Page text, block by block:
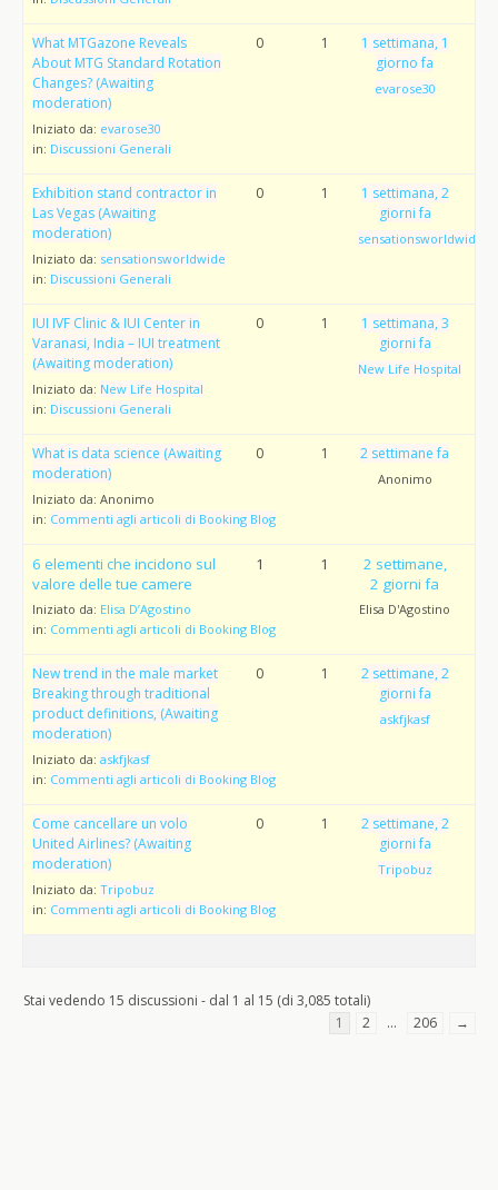
What MTGazone Reveals
About MTG Standard Rotation
Changes? (Awaiting
moderation)
Iniziato da: evarose30
in: Discussioni Generali
0 1
1 settimana, 1
giorno fa
evarose30
Exhibition stand contractor in
Las Vegas (Awaiting
moderation)
Iniziato da: sensationsworldwide
in: Discussioni Generali
0 1
1 settimana, 2
giorni fa
sensationsworldwide
IUI IVF Clinic & IUI Center in
Varanasi, India – IUI treatment
(Awaiting moderation)
Iniziato da: New Life Hospital
in: Discussioni Generali
0 1
1 settimana, 3
giorni fa
New Life Hospital
What is data science (Awaiting
moderation)
Iniziato da: Anonimo
in: Commenti agli articoli di Booking Blog
0 1 2 settimane fa
Anonimo
6 elementi che incidono sul
valore delle tue camere
Iniziato da: Elisa D’Agostino
in: Commenti agli articoli di Booking Blog
1 1
2 settimane,
2 giorni fa
Elisa D'Agostino
New trend in the male market
Breaking through traditional
product definitions, (Awaiting
moderation)
Iniziato da: askfjkasf
in: Commenti agli articoli di Booking Blog
0 1
2 settimane, 2
giorni fa
askfjkasf
Come cancellare un volo
United Airlines? (Awaiting
moderation)
Iniziato da: Tripobuz
in: Commenti agli articoli di Booking Blog
0 1
2 settimane, 2
giorni fa
Tripobuz
Stai vedendo 15 discussioni - dal 1 al 15 (di 3,085 totali)
1
2 … 206 →